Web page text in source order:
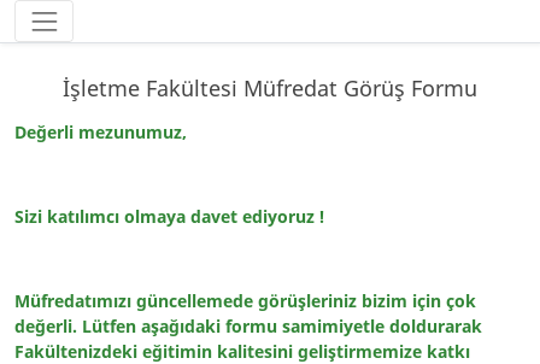
İşletme Fakültesi Müfredat Görüş Formu
Değerli mezunumuz,
Sizi katılımcı olmaya davet ediyoruz !
Müfredatımızı güncellemede görüşleriniz bizim için çok
değerli. Lütfen aşağıdaki formu samimiyetle doldurarak
Fakültenizdeki eğitimin kalitesini geliştirmemize katkı